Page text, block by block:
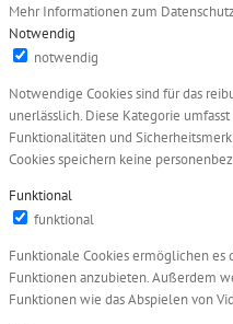
Mehr Informationen zum
Notwendig
notwendig
Notwendige Cookies sind für das
unerlässlich. Diese Kategorie
Funktionalitäten und
Cookies speichern keine
Funktional
funktional
Funktionale Cookies ermöglichen es
Funktionen anzubieten. Außerdem
Funktionen wie das Abspielen von